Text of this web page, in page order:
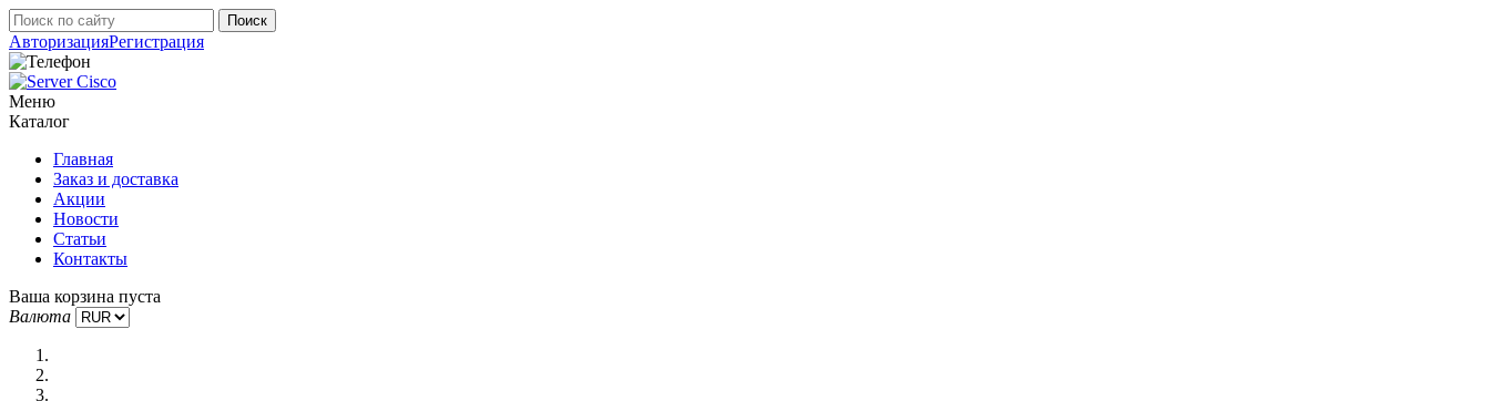
АвторизацияРегистрация
Меню
Каталог
Главная
Заказ и доставка
Акции
Новости
Статьи
Контакты
Ваша корзина пуста
Валюта